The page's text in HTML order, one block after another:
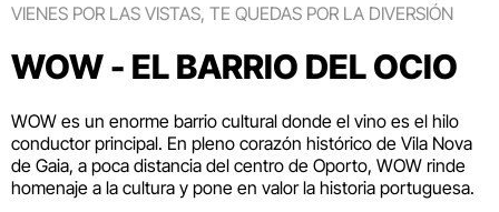
VIENES POR LAS VISTAS, TE QUEDAS POR LA DIVERSIÓN
WOW - EL BARRIO DEL OCIO
WOW es un enorme barrio cultural donde el vino es el hilo
conductor principal. En pleno corazón histórico de Vila Nova
de Gaia, a poca distancia del centro de Oporto, WOW rinde
homenaje a la cultura y pone en valor la historia portuguesa.